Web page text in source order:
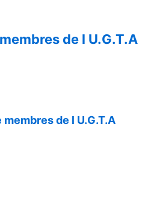
de l U.G.T.A
de l U.G.T.A